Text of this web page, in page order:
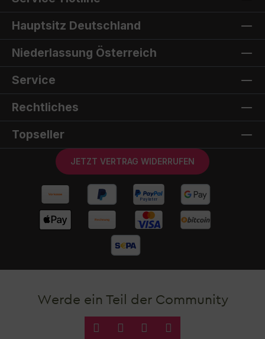
Hauptsitz Deutschland
Niederlassung Österreich
Service
Rechtliches
Topseller
JETZT VERTRAG WIDERRUFEN
Werde ein Teil der Community